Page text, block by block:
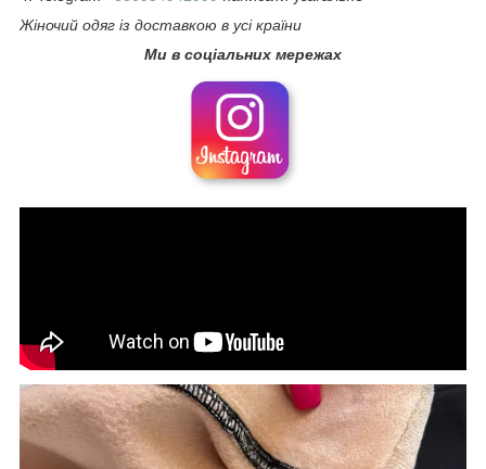
Жіночий одяг із доставкою в усі країни
Ми в соціальних мережах